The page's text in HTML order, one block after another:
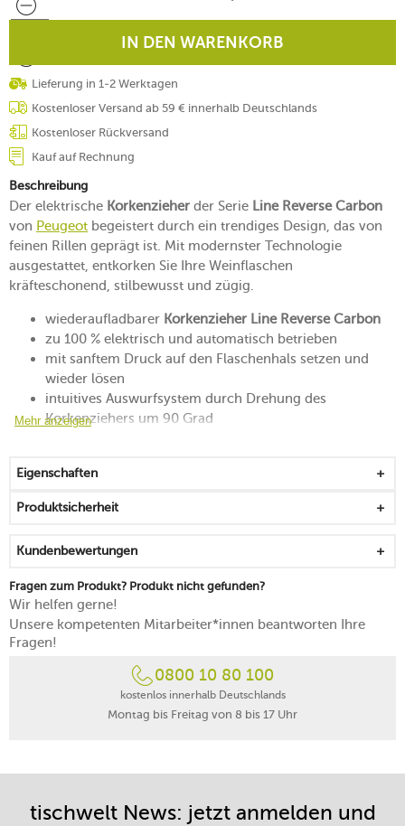
IN DEN WARENKORB
Lieferung in 1-2 Werktagen
Kostenloser Versand ab 59 € innerhalb Deutschlands
Kostenloser Rückversand
Kauf auf Rechnung
Beschreibung
Der elektrische Korkenzieher der Serie Line Reverse Carbon
von Peugeot begeistert durch ein trendiges Design, das von
feinen Rillen geprägt ist. Mit modernster Technologie
ausgestattet, entkorken Sie Ihre Weinflaschen
kräfteschonend, stilbewusst und zügig.
wiederaufladbarer Korkenzieher Line Reverse Carbon
zu 100 % elektrisch und automatisch betrieben
mit sanftem Druck auf den Flaschenhals setzen und
wieder lösen
intuitives Auswurfsystem durch Drehung des
Korkenziehers um 90 Grad
rillenförmige Oberfläche für eine angenehme Haptik
Lithium-Ionen-Akku mit einer Laufzeit von 80
Einfallsreichtum trifft auf innovative Technologie und
zeitgemäßes Design
inkl. Kapselschneider mit Carbon-Finish
5 Jahre Herstellergarantie
Mehr anzeigen
Eigenschaften
Produktsicherheit
Kundenbewertungen
Fragen zum Produkt? Produkt nicht gefunden?
Wir helfen gerne!
Unsere kompetenten Mitarbeiter*innen beantworten Ihre
Fragen!
0800 10 80 100
kostenlos innerhalb Deutschlands
Montag bis Freitag von 8 bis 17 Uhr
tischwelt News: jetzt anmelden und